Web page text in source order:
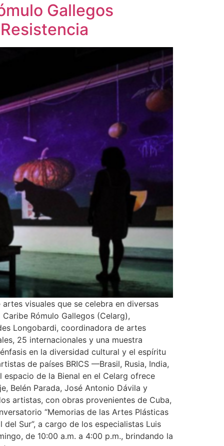
Gallegos
visuales que se celebra en diversas
Rómulo Gallegos (Celarg),
Longobardi, coordinadora de artes
25 internacionales y una muestra
en la diversidad cultural y el espíritu
de países BRICS —Brasil, Rusia, India,
de la Bienal en el Celarg ofrece
Belén Parada, José Antonio Dávila y
artistas, con obras provenientes de Cuba,
“Memorias de las Artes Plásticas
Sur”, a cargo de los especialistas Luis
de 10:00 a.m. a 4:00 p.m., brindando la